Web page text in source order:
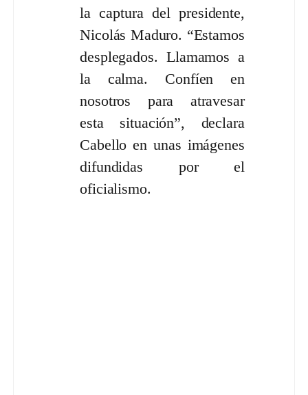
la captura del presidente,
Nicolás Maduro. “Estamos
desplegados. Llamamos a
la calma. Confíen en
nosotros para atravesar
esta situación”, declara
Cabello en unas imágenes
difundidas por el
oficialismo.